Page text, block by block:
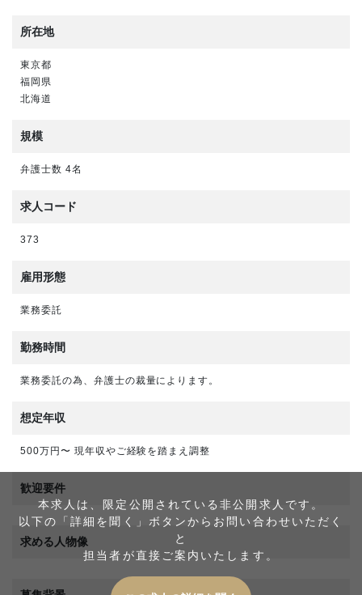
所在地
東京都
福岡県
北海道
規模
弁護士数 4名
求人コード
373
雇用形態
業務委託
勤務時間
業務委託の為、弁護士の裁量によります。
想定年収
500万円〜 現年収やご経験を踏まえ調整
本求人は、限定公開されている非公開求人です。
以下の「詳細を聞く」ボタンからお問い合わせいただく
と
担当者が直接ご案内いたします。
歓迎要件
求める人物像